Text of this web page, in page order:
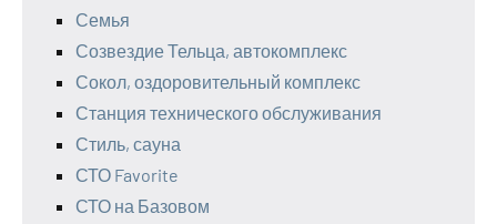
Семья
Созвездие Тельца, автокомплекс
Сокол, оздоровительный комплекс
Станция технического обслуживания
Стиль, сауна
СТО Favorite
СТО на Базовом